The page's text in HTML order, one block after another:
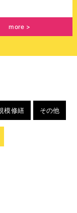
more
模修繕 その他